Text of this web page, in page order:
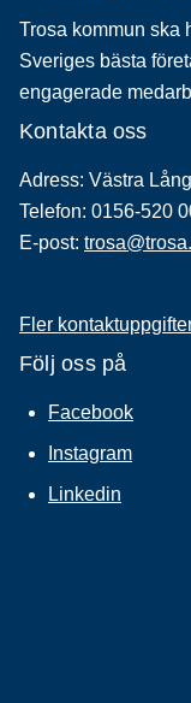
Trosa kommun ska
Sveriges bästa
engagerade
Kontakta oss
Adress: Västra
Telefon: 0156-520
E-post:
Fler
Följ oss på
Facebook
Instagram
Linkedin